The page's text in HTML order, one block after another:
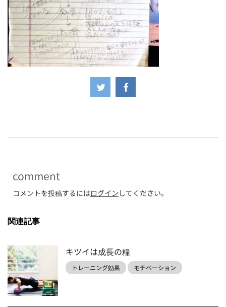
comment
コメントを投稿するにはログイン してください。
関連記事
キツイは成長の糧
トレーニング効果 モチベーション